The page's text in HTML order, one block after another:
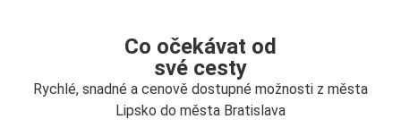
Co očekávat od
své cesty
Rychlé, snadné a cenově dostupné možnosti z města
Lipsko do města Bratislava